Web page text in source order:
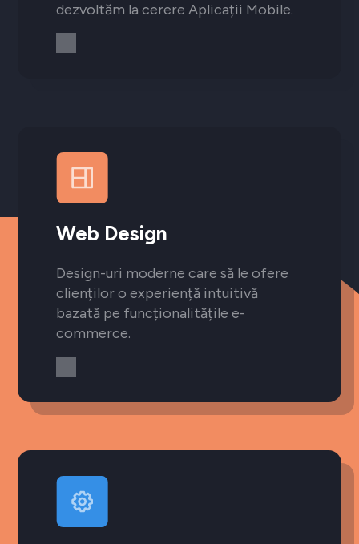
dezvoltăm la cerere Aplicații Mobile.
Web Design
Design-uri moderne care să le ofere
clienților o experiență intuitivă
bazată pe funcționalitățile e-
commerce.